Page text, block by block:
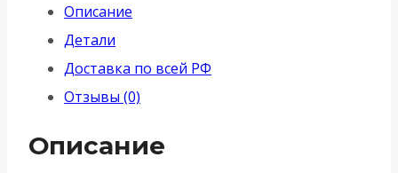
врезная
WC
(ант.
бронза)
MEDIANA
Описание
Детали
Доставка по всей РФ
Отзывы (0)
Описание